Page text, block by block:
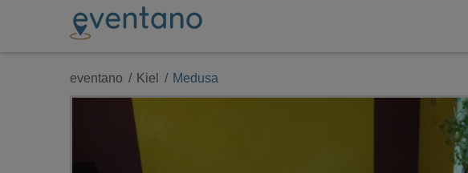
eventano Kiel Medusa